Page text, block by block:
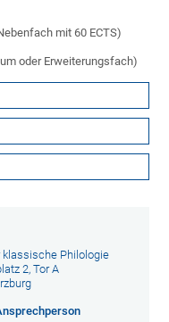
mit 60 ECTS)
oder Erweiterungsfach)
klassische Philologie
2, Tor A